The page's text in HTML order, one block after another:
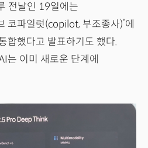
전날인 19일에는
코파일럿(copilot, 부조종사)’에
합했다고 발표하기도 했다.
는 이미 새로운 단계에